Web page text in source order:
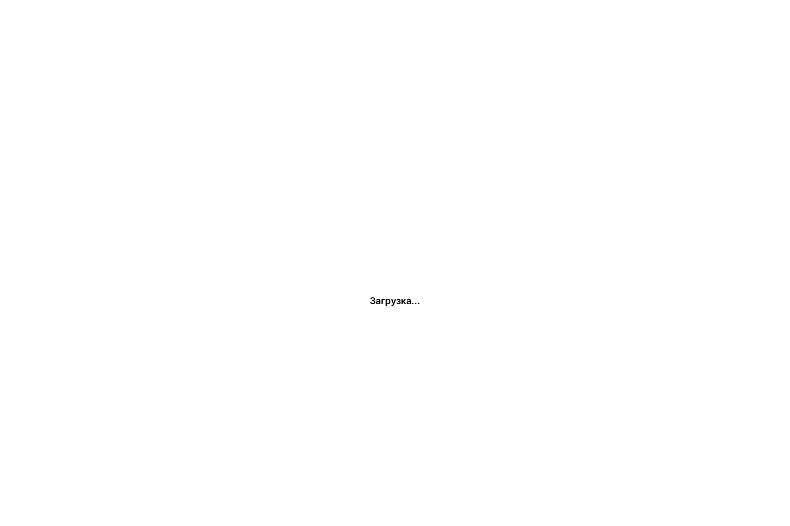
Загрузка...